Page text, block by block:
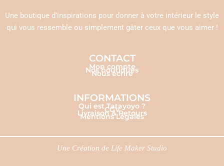
Une boutique d’inspirations pour donner à votre intérieur le style
qui vous ressemble ou simplement gâter ceux que vous aimer !
CONTACT
Mon compte
Nos boutiques
Nous écrire
INFORMATIONS
Qui est Tatayoyo ?
CGV
Livraison & Retours
Mentions Légales
Une Création de Life Maker Studio